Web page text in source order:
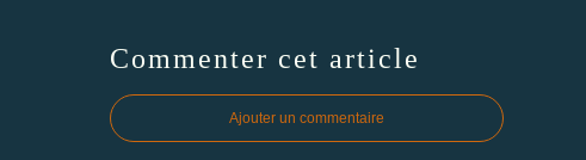
Commenter cet article
Ajouter un commentaire